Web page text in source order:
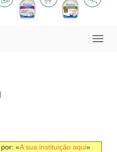
Toggle
«A sua instituição aqui»